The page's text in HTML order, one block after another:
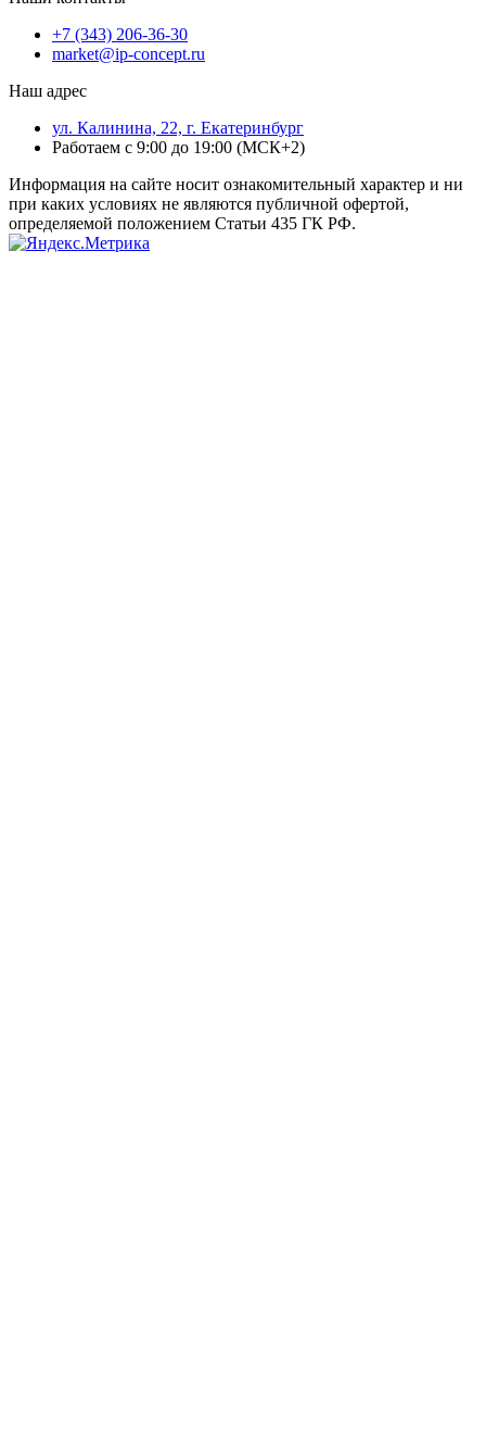
+7 (343) 206-36-30
market@ip-concept.ru
Наш адрес
ул. Калинина, 22, г. Екатеринбург
Работаем с 9:00 до 19:00 (МСК+2)
Информация на сайте носит ознакомительный характер и ни
при каких условиях не являются публичной офертой,
определяемой положением Статьи 435 ГК РФ.